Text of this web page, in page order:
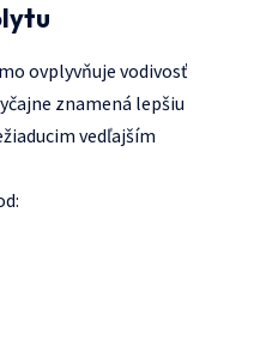
ovplyvňuje vodivosť
znamená lepšiu
vedľajším